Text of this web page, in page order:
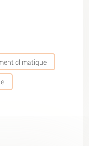
climatique